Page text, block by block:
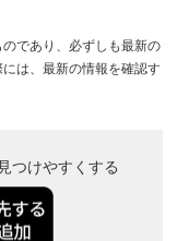
であり、必ずしも最新の
は、最新の情報を確認す
つけやすくする